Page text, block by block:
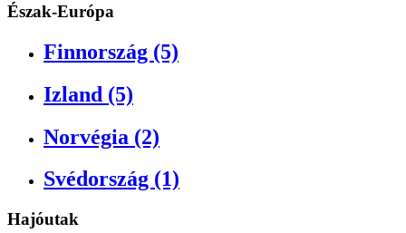
Észak-Európa
Finnország (5)
Izland (5)
Norvégia (2)
Svédország (1)
Hajóutak